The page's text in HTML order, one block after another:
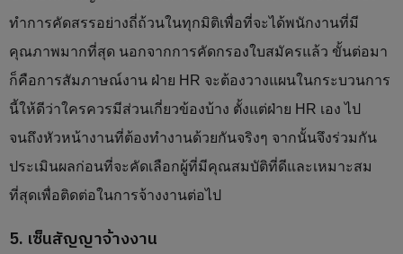
ทำการคัดสรรอย่างถี่ถ้วนในทุกมิติเพื่อที่จะได้พนักงานที่มี
คุณภาพมากที่สุด นอกจากการคัดกรองใบสมัครแล้ว ขั้นต่อมา
ก็คือการสัมภาษณ์งาน ฝ่าย HR จะต้องวางแผนในกระบวนการ
นี้ให้ดีว่าใครควรมีส่วนเกี่ยวข้องบ้าง ตั้งแต่ฝ่าย HR เอง ไป
จนถึงหัวหน้างานที่ต้องทำงานด้วยกันจริงๆ จากนั้นจึงร่วมกัน
ประเมินผลก่อนที่จะคัดเลือกผู้ที่มีคุณสมบัติที่ดีและเหมาะสม
ที่สุดเพื่อติดต่อในการจ้างงานต่อไป
5. เซ็นสัญญาจ้างงาน